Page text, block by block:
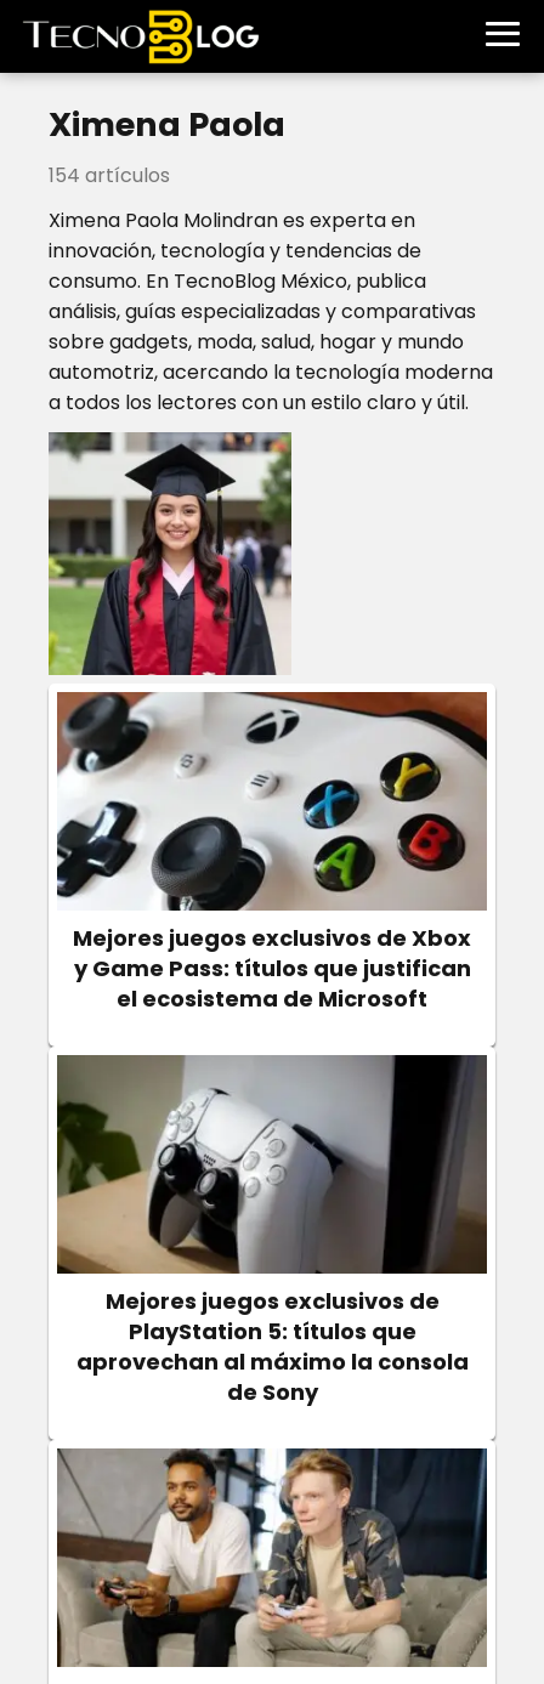
Ximena Paola
154 artículos
Ximena Paola Molindran es experta en
innovación, tecnología y tendencias de
consumo. En TecnoBlog México, publica
análisis, guías especializadas y comparativas
sobre gadgets, moda, salud, hogar y mundo
automotriz, acercando la tecnología moderna
a todos los lectores con un estilo claro y útil.
Mejores juegos exclusivos de Xbox
y Game Pass: títulos que justifican
el ecosistema de Microsoft
Mejores juegos exclusivos de
PlayStation 5: títulos que
aprovechan al máximo la consola
de Sony